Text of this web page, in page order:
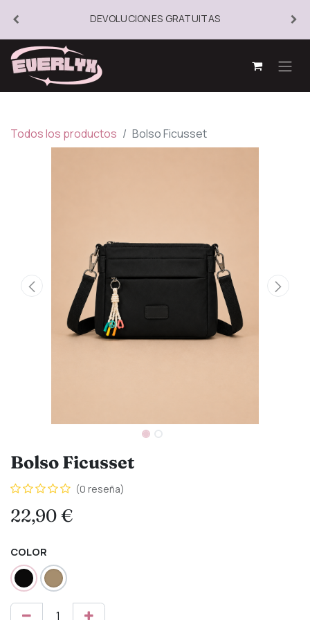
DEVOLUCIONES GRATUITAS
Todos los productos Bolso Ficusset
Bolso Ficusset
(0 reseña)
22,90€
COLOR